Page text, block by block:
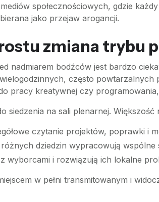
społecznościowych, gdzie
jako przejaw arogancji.
zmiana trybu
nadmiarem bodźców jest bardzo
często
pracy kreatywnej czy
siedzenia na sali plenarnej.
czytanie projektów, poprawki i
różnych dziedzin wypracowują wspólne
wyborcami i rozwiązują ich lokalne
w pełni transmitowanym i